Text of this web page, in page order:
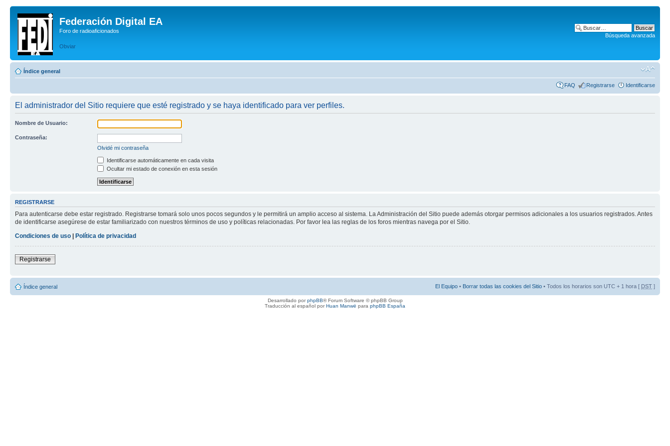
Federación Digital EA
Foro de radioaficionados
Obviar
Búsqueda avanzada
Índice general
FAQ Registrarse Identificarse
El administrador del Sitio requiere que esté registrado y se haya identificado para ver perfiles.
Nombre de Usuario:
Contraseña:
Olvidé mi contraseña
Identificarse automáticamente en cada visita
Ocultar mi estado de conexión en esta sesión
REGISTRARSE
Para autenticarse debe estar registrado. Registrarse tomará solo unos pocos segundos y le permitirá un amplio acceso al sistema. La Administración del Sitio puede además otorgar permisos adicionales a los usuarios registrados. Antes
de identificarse asegúrese de estar familiarizado con nuestros términos de uso y políticas relacionadas. Por favor lea las reglas de los foros mientras navega por el Sitio.
Condiciones de uso | Política de privacidad
Registrarse
Índice general El Equipo • Borrar todas las cookies del Sitio • Todos los horarios son UTC + 1 hora [ DST ]
Desarrollado porphpBB® Forum Software © phpBB Group
Traducción al español porHuan Manwë para phpBB España